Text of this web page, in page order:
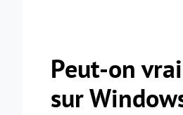
Peut-on
sur